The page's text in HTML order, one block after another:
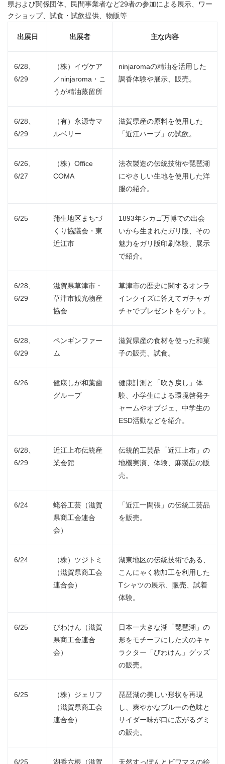
県および関係団体、民間事業者など29者の参加による展示、ワー
クショップ、試食・試飲提供、物販等
出展日 出展者 主な内容
6/28、
6/29
（株）イヴケア
／ninjaroma・こ
うが精油蒸留所
ninjaromaの精油を活用した
調香体験や展示、販売。
6/28、
6/29
（有）永源寺マ
ルベリー
滋賀県産の原料を使用した
「近江ハーブ」の試飲。
6/26、
6/27
（株）Office
COMA
法衣製造の伝統技術や琵琶湖
にやさしい生地を使用した洋
服の紹介。
6/25
蒲生地区まちづ
くり協議会・東
近江市
1893年シカゴ万博での出会
いから生まれたガリ版、その
魅力をガリ版印刷体験、展示
で紹介。
6/28、
6/29
滋賀県草津市・
草津市観光物産
協会
草津市の歴史に関するオンラ
インクイズに答えてガチャガ
チャでプレゼントをゲット。
6/28、
6/29
ペンギンファー
ム
滋賀県産の食材を使った和菓
子の販売、試食。
6/26
健康しが和葉歯
グループ
健康計測と「吹き戻し」体
験、小学生による環境啓発チ
ャームやオブジェ、中学生の
ESD活動などを紹介。
6/28、
6/29
近江上布伝統産
業会館
伝統的工芸品「近江上布」の
地機実演、体験、麻製品の販
売。
6/24
蛯谷工芸（滋賀
県商工会連合
会）
「近江一閑張」の伝統工芸品
を販売。
6/24
（株）ツジトミ
（滋賀県商工会
連合会）
湖東地区の伝統技術である、
こんにゃく糊加工を利用した
Tシャツの展示、販売、試着
体験。
6/25
びわけん（滋賀
県商工会連合
会）
日本一大きな湖「琵琶湖」の
形をモチーフにした犬のキャ
ラクター「びわけん」グッズ
の販売。
6/25
（株）ジェリフ
（滋賀県商工会
連合会）
琵琶湖の美しい形状を再現
し、爽やかなブルーの色味と
サイダー味が口に広がるグミ
の販売。
6/25 湖香六根（滋賀 天然すっぽんとビワマスの絵